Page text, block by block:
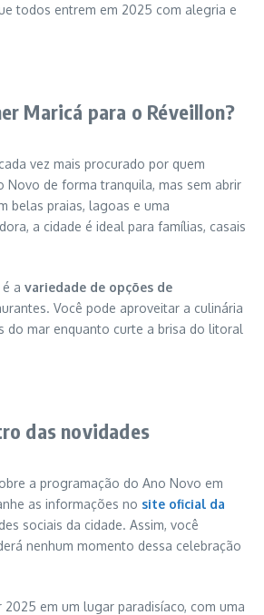
todos entrem em 2025 com alegria e
Maricá para o Réveillon?
vez mais procurado por quem
Novo de forma tranquila, mas sem abrir
belas praias, lagoas e uma
a cidade é ideal para famílias, casais
a variedade de opções de
Você pode aproveitar a culinária
do mar enquanto curte a brisa do litoral
das novidades
a programação do Ano Novo em
as informações no site oficial da
sociais da cidade. Assim, você
nenhum momento dessa celebração
2025 em um lugar paradisíaco, com uma